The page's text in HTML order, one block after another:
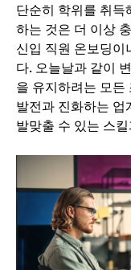
단순히 학위를 취
하는 것은 더 이상
신입 직원 온보딩
다. 오늘날과 같이
을 유지하려는 모든
발전과 진화하는 업
발맞출 수 있는 스